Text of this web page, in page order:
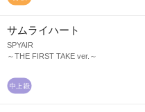
サムライハート
SPYAIR
～THE FIRST TAKE ver.～